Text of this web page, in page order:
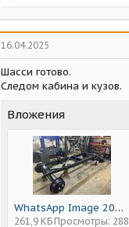
а
к
ц
и
16.04.2025
Шасси готово.
Следом кабина и кузов.
Вложения
WhatsApp Image 2025-04-16 at 18.24.41.jpeg
261,9 КБ Просмотры: 288